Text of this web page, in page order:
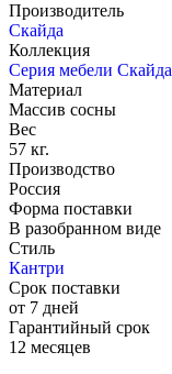
Производитель
Скайда
Коллекция
Серия мебели Скайда
Материал
Массив сосны
Вес
57 кг.
Производство
Россия
Форма поставки
В разобранном виде
Стиль
Кантри
Срок поставки
от 7 дней
Гарантийный срок
12 месяцев